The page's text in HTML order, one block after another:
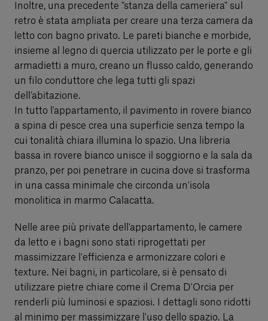
Inoltre, una precedente "stanza della cameriera" sul
retro è stata ampliata per creare una terza camera da
letto con bagno privato. Le pareti bianche e morbide,
insieme al legno di quercia utilizzato per le porte e gli
armadietti a muro, creano un flusso caldo, generando
un filo conduttore che lega tutti gli spazi
dell’abitazione.
In tutto l'appartamento, il pavimento in rovere bianco
a spina di pesce crea una superficie senza tempo la
cui tonalità chiara illumina lo spazio. Una libreria
bassa in rovere bianco unisce il soggiorno e la sala da
pranzo, per poi penetrare in cucina dove si trasforma
in una cassa minimale che circonda un'isola
monolitica in marmo Calacatta.
Nelle aree più private dell'appartamento, le camere
da letto e i bagni sono stati riprogettati per
massimizzare l'efficienza e armonizzare colori e
texture. Nei bagni, in particolare, si è pensato di
utilizzare pietre chiare come il Crema D'Orcia per
renderli più luminosi e spaziosi. I dettagli sono ridotti
al minimo per massimizzare l'uso dello spazio. La